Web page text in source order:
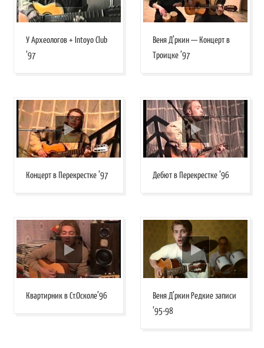
У Археологов + Intoyo Club
’97
Веня Д’ркин — Концерт в
Троицке ’97
Концерт в Перекрестке ’97 Дебют в Перекрестке ’96
Квартирник в Ст.Осколе’96
Веня Д’ркин Редкие записи
’95-98